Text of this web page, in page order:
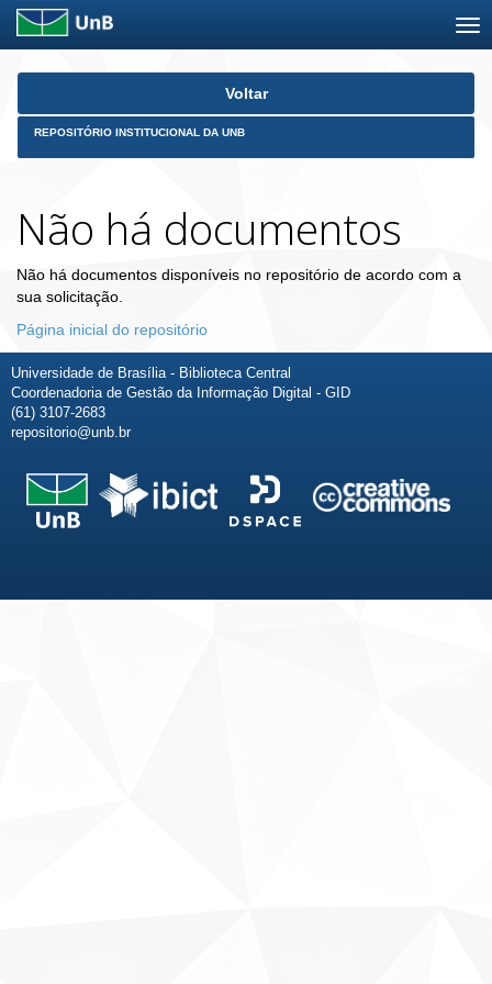
Skip
Voltar
REPOSITÓRIO INSTITUCIONAL DA UNB
Não há documentos
Não há documentos disponíveis no repositório de acordo com a
sua solicitação.
Página inicial do repositório
Universidade de Brasília - Biblioteca Central
Coordenadoria de Gestão da Informação Digital - GID
(61) 3107-2683
repositorio@unb.br